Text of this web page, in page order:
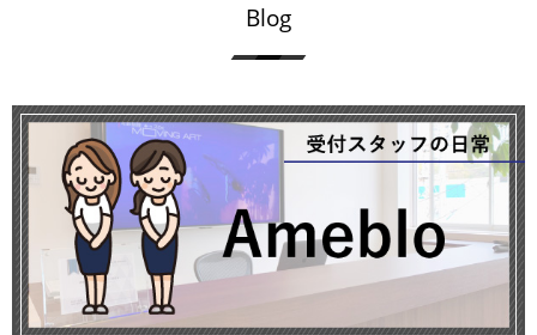
Blog